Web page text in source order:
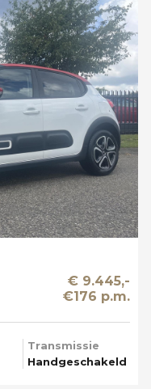
€ 9.445,-
€176 p.m.
Transmissie
Handgeschakeld